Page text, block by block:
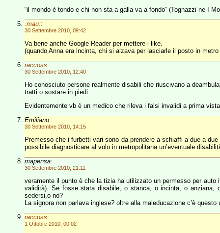
“il mondo è tondo e chi non sta a galla va a fondo” (Tognazzi ne I
.mau. :
30 Settembre 2010, 09:42
Va bene anche Google Reader per mettere i like.
(quando Anna era incinta, chi si alzava per lasciarle il posto in
raccoss:
30 Settembre 2010, 12:40
Ho conosciuto persone realmente disabili che riuscivano a
tratti o sostare in piedi.
Evidentemente vb è un medico che rileva i falsi invalidi a prima
Emiliano:
30 Settembre 2010, 14:15
Premesso che i furbetti vari sono da prendere a schiaffi a due a
possibile diagnosticare al volo in metropolitana un’eventuale
mapensa:
30 Settembre 2010, 21:11
veramente il punto è che la tizia ha utilizzato un permesso per
validità). Se fosse stata disabile, o stanca, o incinta, o anziana,
sedersi,o no?
La signora non parlava inglese? oltre alla maleducazione c’è
raccoss:
1 Ottobre 2010, 00:02